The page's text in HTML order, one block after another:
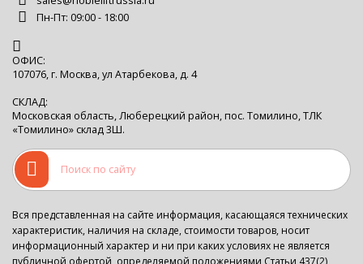
Пн-Пт: 09:00 - 18:00
ОФИС:
107076, г. Москва, ул Атарбекова, д. 4
СКЛАД:
Московская область, Люберецкий район, пос. Томилино, ТЛК
«Томилино» склад 3Ш.
Вся представленная на сайте информация, касающаяся технических
характеристик, наличия на складе, стоимости товаров, носит
информационный характер и ни при каких условиях не является
публичной офертой, определяемой положениями Статьи 437(2)